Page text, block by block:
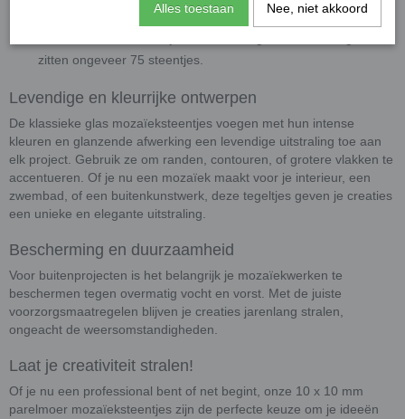
: 10 x 10 mm groot en 4 mm dik.
zitten ongeveer 75 steentjes.
Levendige en kleurrijke ontwerpen
De klassieke glas mozaïeksteentjes voegen met hun intense
kleuren en glanzende afwerking een levendige uitstraling toe aan
elk project. Gebruik ze om randen, contouren, of grotere vlakken te
accentueren. Of je nu een mozaïek maakt voor je interieur, een
zwembad, of een buitenkunstwerk, deze tegeltjes geven je creaties
een unieke en elegante uitstraling.
Bescherming en duurzaamheid
Voor buitenprojecten is het belangrijk je mozaïekwerken te
beschermen tegen overmatig vocht en vorst. Met de juiste
voorzorgsmaatregelen blijven je creaties jarenlang stralen,
ongeacht de weersomstandigheden.
Laat je creativiteit stralen!
Of je nu een professional bent of net begint, onze 10 x 10 mm
parelmoer mozaïeksteentjes zijn de perfecte keuze om je ideeën
Alles toestaan Nee, niet akkoord